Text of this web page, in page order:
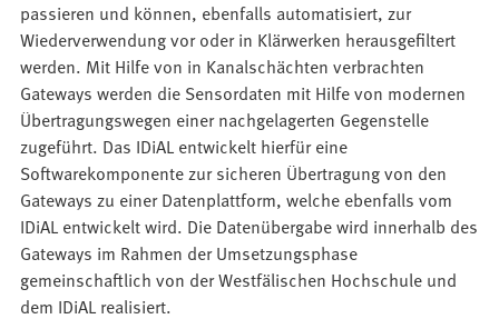
passieren und können, ebenfalls automatisiert, zur
Wiederverwendung vor oder in Klärwerken herausgefiltert
werden. Mit Hilfe von in Kanalschächten verbrachten
Gateways werden die Sensordaten mit Hilfe von modernen
Übertragungswegen einer nachgelagerten Gegenstelle
zugeführt. Das IDiAL entwickelt hierfür eine
Softwarekomponente zur sicheren Übertragung von den
Gateways zu einer Datenplattform, welche ebenfalls vom
IDiAL entwickelt wird. Die Datenübergabe wird innerhalb des
Gateways im Rahmen der Umsetzungsphase
gemeinschaftlich von der Westfälischen Hochschule und
dem IDiAL realisiert.